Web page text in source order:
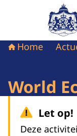
Naar
Home
World
Let op!
Deze